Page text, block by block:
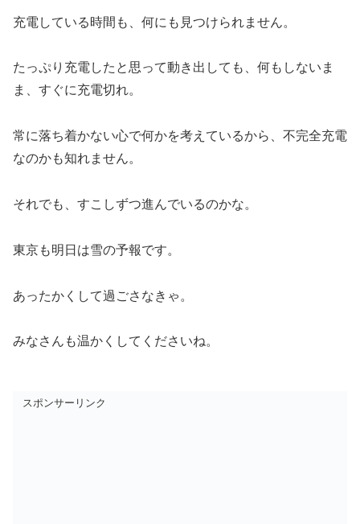
充電している時間も、何にも見つけられません。
たっぷり充電したと思って動き出しても、何もしないま
ま、すぐに充電切れ。
常に落ち着かない心で何かを考えているから、不完全充電
なのかも知れません。
それでも、すこしずつ進んでいるのかな。
東京も明日は雪の予報です。
あったかくして過ごさなきゃ。
みなさんも温かくしてくださいね。
スポンサーリンク